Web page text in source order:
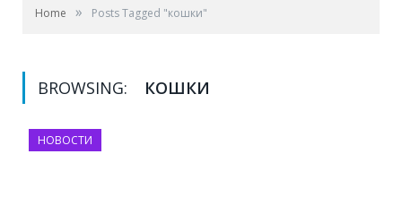
Home » Posts Tagged "кошки"
BROWSING: КОШКИ
НОВОСТИ